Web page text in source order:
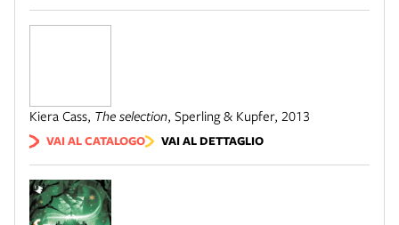
Kiera Cass, The selection, Sperling & Kupfer, 2013
VAI AL CATALOGO VAI AL DETTAGLIO